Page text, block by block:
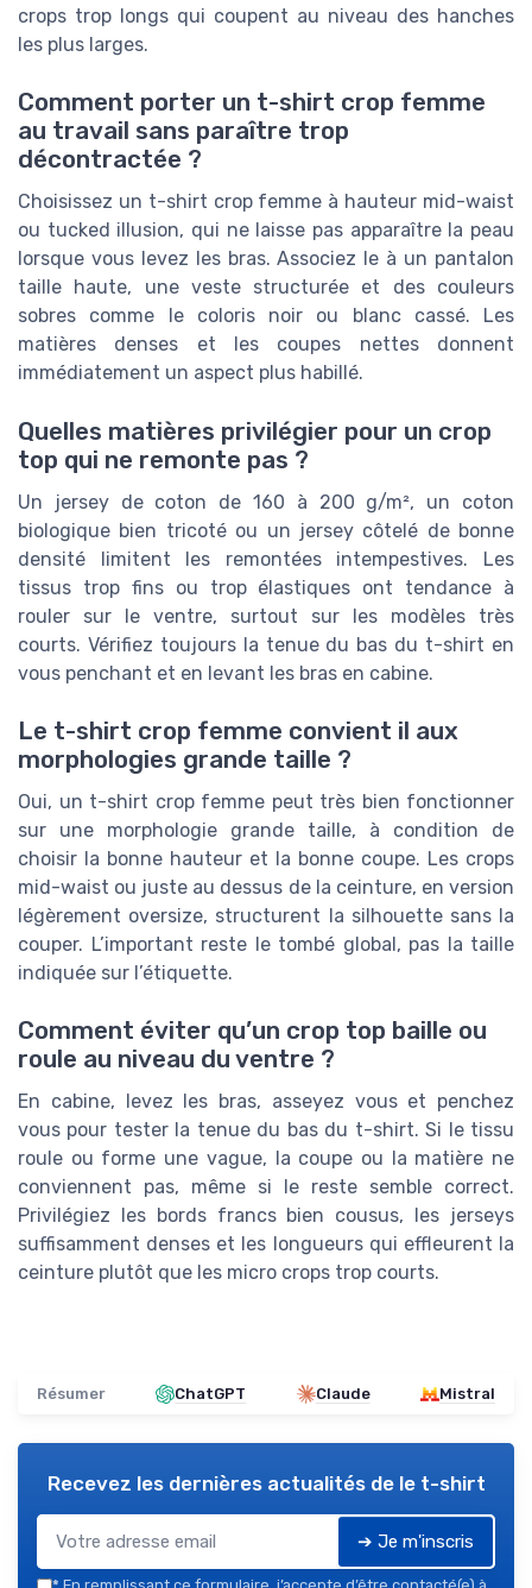
crops trop longs qui coupent au niveau des hanches
les plus larges.
Comment porter un t-shirt crop femme
au travail sans paraître trop
décontractée ?
Choisissez un t-shirt crop femme à hauteur mid-waist
ou tucked illusion, qui ne laisse pas apparaître la peau
lorsque vous levez les bras. Associez le à un pantalon
taille haute, une veste structurée et des couleurs
sobres comme le coloris noir ou blanc cassé. Les
matières denses et les coupes nettes donnent
immédiatement un aspect plus habillé.
Quelles matières privilégier pour un crop
top qui ne remonte pas ?
Un jersey de coton de 160 à 200 g/m², un coton
biologique bien tricoté ou un jersey côtelé de bonne
densité limitent les remontées intempestives. Les
tissus trop fins ou trop élastiques ont tendance à
rouler sur le ventre, surtout sur les modèles très
courts. Vérifiez toujours la tenue du bas du t-shirt en
vous penchant et en levant les bras en cabine.
Le t-shirt crop femme convient il aux
morphologies grande taille ?
Oui, un t-shirt crop femme peut très bien fonctionner
sur une morphologie grande taille, à condition de
choisir la bonne hauteur et la bonne coupe. Les crops
mid-waist ou juste au dessus de la ceinture, en version
légèrement oversize, structurent la silhouette sans la
couper. L’important reste le tombé global, pas la taille
indiquée sur l’étiquette.
Comment éviter qu’un crop top baille ou
roule au niveau du ventre ?
En cabine, levez les bras, asseyez vous et penchez
vous pour tester la tenue du bas du t-shirt. Si le tissu
roule ou forme une vague, la coupe ou la matière ne
conviennent pas, même si le reste semble correct.
Privilégiez les bords francs bien cousus, les jerseys
suffisamment denses et les longueurs qui effleurent la
ceinture plutôt que les micro crops trop courts.
Résumer ChatGPT Claude Mistral
Recevez les dernières actualités de le t-shirt
➔ Je m'inscris